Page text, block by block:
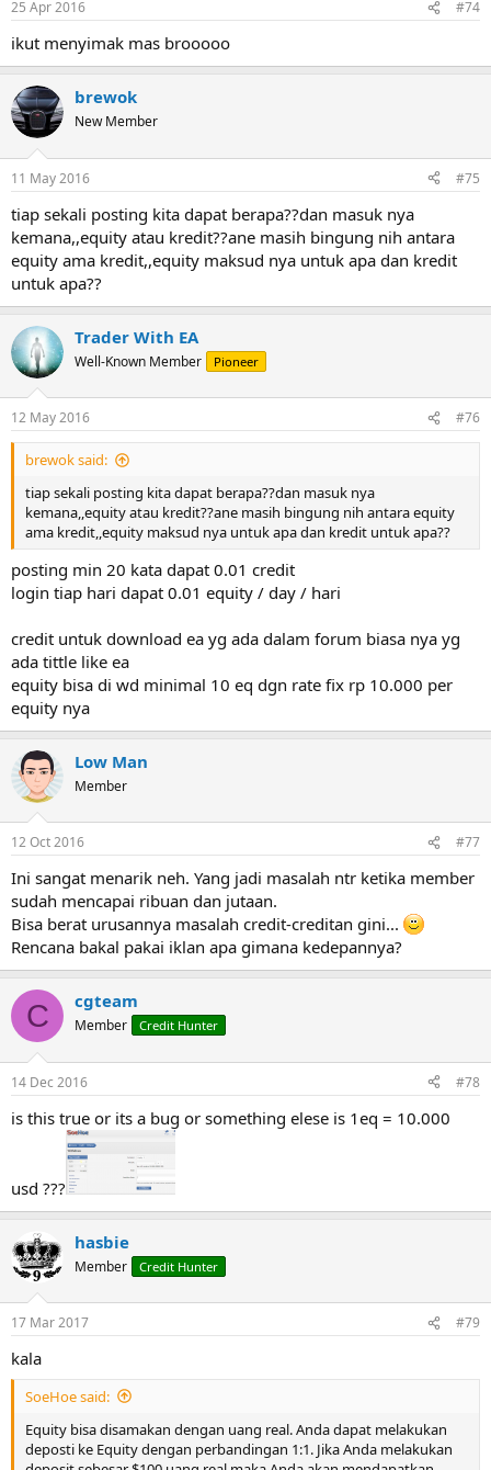
s
25 Apr 2016 #74
ikut menyimak mas brooooo
brewok
New Member
11 May 2016 #75
tiap sekali posting kita dapat berapa??dan masuk nya
kemana,,equity atau kredit??ane masih bingung nih antara
equity ama kredit,,equity maksud nya untuk apa dan kredit
untuk apa??
Trader With EA
Well-Known Member Pioneer
12 May 2016 #76
brewok said:
tiap sekali posting kita dapat berapa??dan masuk nya
kemana,,equity atau kredit??ane masih bingung nih antara equity
ama kredit,,equity maksud nya untuk apa dan kredit untuk apa??
posting min 20 kata dapat 0.01 credit
login tiap hari dapat 0.01 equity / day / hari
credit untuk download ea yg ada dalam forum biasa nya yg
ada tittle like ea
equity bisa di wd minimal 10 eq dgn rate fix rp 10.000 per
equity nya
Low Man
Member
12 Oct 2016 #77
Ini sangat menarik neh. Yang jadi masalah ntr ketika member
sudah mencapai ribuan dan jutaan.
Bisa berat urusannya masalah credit-creditan gini...
Rencana bakal pakai iklan apa gimana kedepannya?
C cgteam
Member Credit Hunter
14 Dec 2016 #78
is this true or its a bug or something elese is 1eq = 10.000
usd ???
hasbie
Member Credit Hunter
17 Mar 2017 #79
kala
SoeHoe said:
Equity bisa disamakan dengan uang real. Anda dapat melakukan
deposti ke Equity dengan perbandingan 1:1. Jika Anda melakukan